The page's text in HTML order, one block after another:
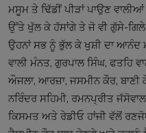
ਮਸੂਮ ਤੇ ਢਿੱਡੀਂ ਪੀੜਾਂ ਪਾਉਣ
ਉੱਤੇ ਖੁੱਲ ਕੇ ਹੱਸਾਂਗੇ ਤੇ ਜੋ ਵੀ ਗੁੱਸੇ-
ਉਹਨਾਂ ਸਭ ਨੂੰ ਭੁੱਲ ਕੇ ਖੁਸ਼ੀ ਦਾ ਆਨੰਦ
ਵਾਲੀ ਮੰਨਤ, ਗੁਰਪਾਲ ਸਿੰਘ, ਫਤਹਿ
ਔਜਲਾ, ਆਰਜ਼ਾ, ਜਸਮੀਨ ਕੌਰ, ਬਾਣੀ
ਨਰਿੰਦਰ ਸਹਿਮੀ, ਰਮਨਪ੍ਰੀਤ
ਕਿਸਮਤ ਅਤੇ ਰੇਡੀਓ ਹਾਂਜੀ ਵੱਲੋਂ